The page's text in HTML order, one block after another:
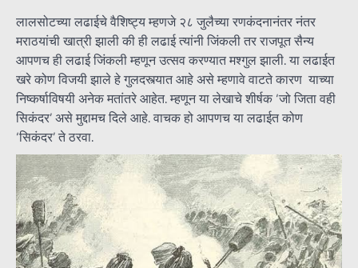
लालसोटच्या लढाईचे वैशिष्ट्य म्हणजे २८ जुलैच्या रणकंदनानंतर नंतर
मराठयांची खात्री झाली की ही लढाई त्यांनी जिंकली तर राजपूत सैन्य
आपणच ही लढाई जिंकली म्हणून उत्सव करण्यात मश्गुल झाली. या लढाईत
खरे कोण विजयी झाले हे गुलदस्त्यात आहे असे म्हणावे वाटते कारण याच्या
निष्कर्षाविषयी अनेक मतांतरे आहेत. म्हणून या लेखाचे शीर्षक ‘जो जिता वही
सिकंदर’ असे मुद्दामच दिले आहे. वाचक हो आपणच या लढाईत कोण
‘सिकंदर’ ते ठरवा.